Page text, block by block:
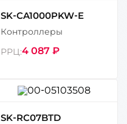
SK-CA1000PKW-E
Контроллеры
РРЦ:4 087 ₽
SK-RC07BTD